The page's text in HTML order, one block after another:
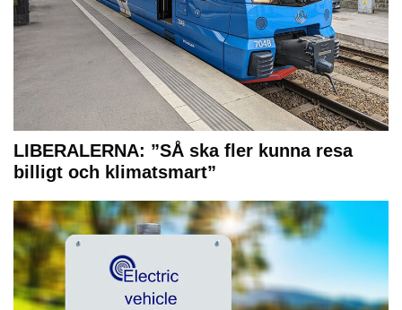
LIBERALERNA: ”SÅ ska fler kunna resa
billigt och klimatsmart”